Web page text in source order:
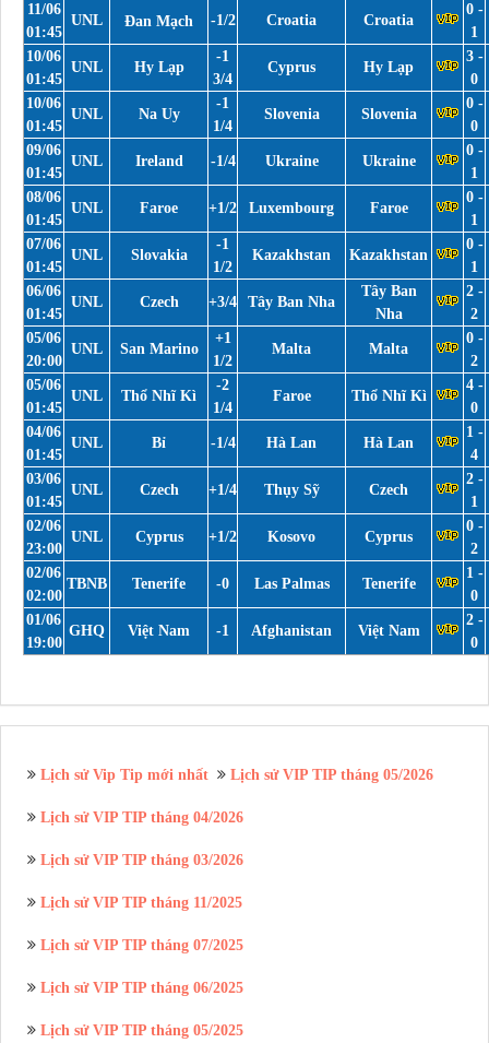
11/06
01:45
UNL Đan Mạch -1/2 Croatia Croatia
0 -
1
10/06
01:45
UNL Hy Lạp
-1
3/4
Cyprus Hy Lạp
3 -
0
10/06
01:45
UNL Na Uy
-1
1/4
Slovenia Slovenia
0 -
0
09/06
01:45
UNL Ireland -1/4 Ukraine Ukraine
0 -
1
08/06
01:45
UNL Faroe +1/2 Luxembourg Faroe
0 -
1
07/06
01:45
UNL Slovakia
-1
1/2
Kazakhstan Kazakhstan
0 -
1
06/06
01:45
UNL Czech +3/4 Tây Ban Nha
Tây Ban
Nha
2 -
2
05/06
20:00
UNL San Marino
+1
1/2
Malta Malta
0 -
2
05/06
01:45
UNL Thổ Nhĩ Kì
-2
1/4
Faroe Thổ Nhĩ Kì
4 -
0
04/06
01:45
UNL Bỉ -1/4 Hà Lan Hà Lan
1 -
4
03/06
01:45
UNL Czech +1/4 Thụy Sỹ Czech
2 -
1
02/06
23:00
UNL Cyprus +1/2 Kosovo Cyprus
0 -
2
02/06
02:00
TBNB Tenerife -0 Las Palmas Tenerife
1 -
0
01/06
19:00
GHQ Việt Nam -1 Afghanistan Việt Nam
2 -
0
Lịch sử Vip Tip mới nhất Lịch sử VIP TIP tháng 05/2026
Lịch sử VIP TIP tháng 04/2026
Lịch sử VIP TIP tháng 03/2026
Lịch sử VIP TIP tháng 11/2025
Lịch sử VIP TIP tháng 07/2025
Lịch sử VIP TIP tháng 06/2025
Lịch sử VIP TIP tháng 05/2025